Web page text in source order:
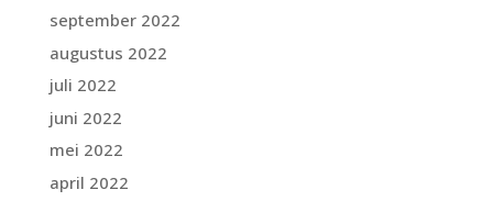
september 2022
augustus 2022
juli 2022
juni 2022
mei 2022
april 2022